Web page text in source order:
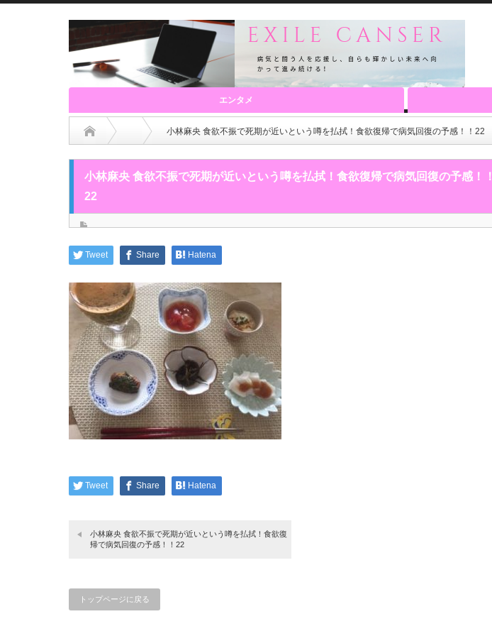
エンタメ
小林麻央 食欲不振で死期が近いという噂を払拭！食欲復帰で病気回復の予感！！22
小林麻央 食欲不振で死期が近いという噂を払拭！食欲復帰で病気回復の予感！！
22
Tweet Share Hatena
Tweet Share Hatena
小林麻央 食欲不振で死期が近いという噂を払拭！食欲復
帰で病気回復の予感！！22
トップページに戻る